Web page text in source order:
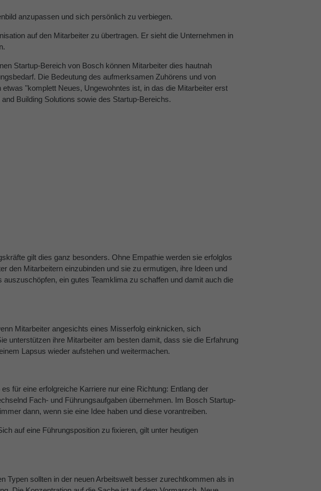
anzupassen und sich persönlich zu verbiegen.
auf den Mitarbeiter zu übertragen. Er sieht die Unternehmen in
Startup-Bereich von Bosch können Mitarbeiter dies hautnah
Die Bedeutung des aufmerksamen Zuhörens und von
"komplett Neues, Ungewohntes ist, in das die Mitarbeiter erst
Building Solutions sowie des Startup-Bereichs.
gilt dies ganz besonders. Ohne Empathie werden sie erfolglos
den Mitarbeitern einzubinden und sie zu ermutigen, ihre Ideen und
ein gutes Teamklima zu schaffen und damit auch die
Mitarbeiter angesichts eines Misserfolg einknicken, sich
unterstützen ihre Mitarbeiter am besten damit, dass sie die Erfahrung
Lapsus wieder aufstehen und weitermachen.
für eine erfolgreiche Karriere nur eine Richtung: Entlang der
Fach- und Führungsaufgaben übernehmen. Im Bosch Startup-
dann, wenn sie eine Idee haben und diese vorantreiben.
auf eine Führungsposition zu fixieren, gilt unter heutigen
Typen sollten in der neuen Arbeitswelt besser zurechtkommen als in